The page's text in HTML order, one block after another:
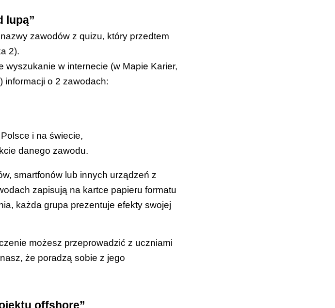
lupą”
zawodów z quizu, który przedtem
2).
wyszukanie w internecie (w Mapie Karier,
informacji o 2 zawodach:
i na świecie,
danego zawodu.
smartfonów lub innych urządzeń z
zapisują na kartce papieru formatu
każda grupa prezentuje efekty swojej
możesz przeprowadzić z uczniami
że poradzą sobie z jego
offshore”